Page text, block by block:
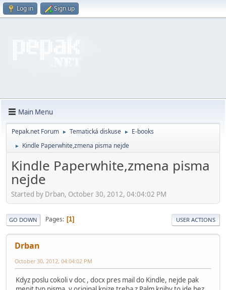
Log in Sign up
Main Menu
Pepak.net Forum ► Tematická diskuse ► E-books
► Kindle Paperwhite,zmena pisma nejde
Kindle Paperwhite,zmena pisma
nejde
Started by Drban, October 30, 2012, 04:04:02 PM
GO DOWN Pages 1 USER ACTIONS
Drban
October 30, 2012, 04:04:02 PM
Kdyz poslu cokoli v doc , docx pres mail do Kindle, nejde pak